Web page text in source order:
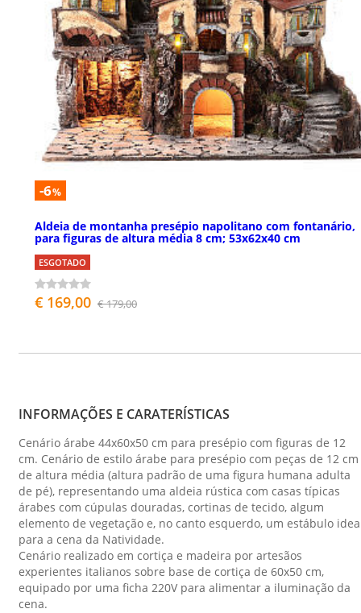
-6%
Aldeia de montanha presépio napolitano com fontanário,
para figuras de altura média 8 cm; 53x62x40 cm
ESGOTADO
€ 169,00 € 179,00
INFORMAÇÕES E CARATERÍSTICAS
Cenário árabe 44x60x50 cm para presépio com figuras de 12
cm. Cenário de estilo árabe para presépio com peças de 12 cm
de altura média (altura padrão de uma figura humana adulta
de pé), representando uma aldeia rústica com casas típicas
árabes com cúpulas douradas, cortinas de tecido, algum
elemento de vegetação e, no canto esquerdo, um estábulo
para a cena da Natividade.
Cenário realizado em cortiça e madeira por artesãos
experientes italianos sobre base de cortiça de 60x50 cm,
equipado por uma ficha 220V para alimentar a iluminação da
cena.